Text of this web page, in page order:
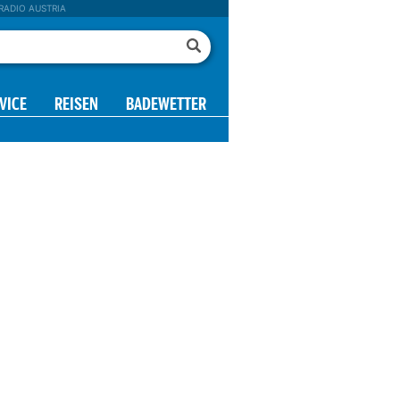
RADIO AUSTRIA
REISEN BADEWETTER